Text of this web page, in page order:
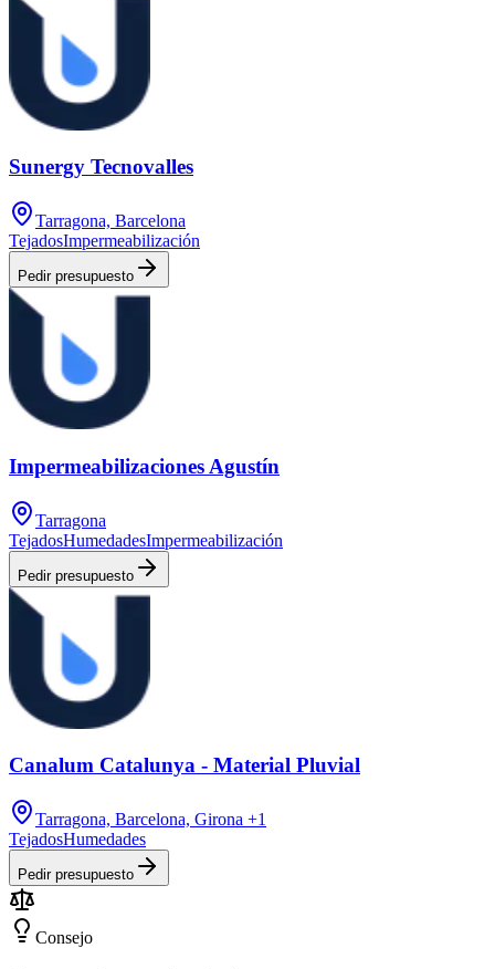
Sunergy Tecnovalles
Tarragona, Barcelona
TejadosImpermeabilización
Pedir presupuesto
Impermeabilizaciones Agustín
Tarragona
TejadosHumedadesImpermeabilización
Pedir presupuesto
Canalum Catalunya - Material Pluvial
Tarragona, Barcelona, Girona +1
TejadosHumedades
Pedir presupuesto
Consejo